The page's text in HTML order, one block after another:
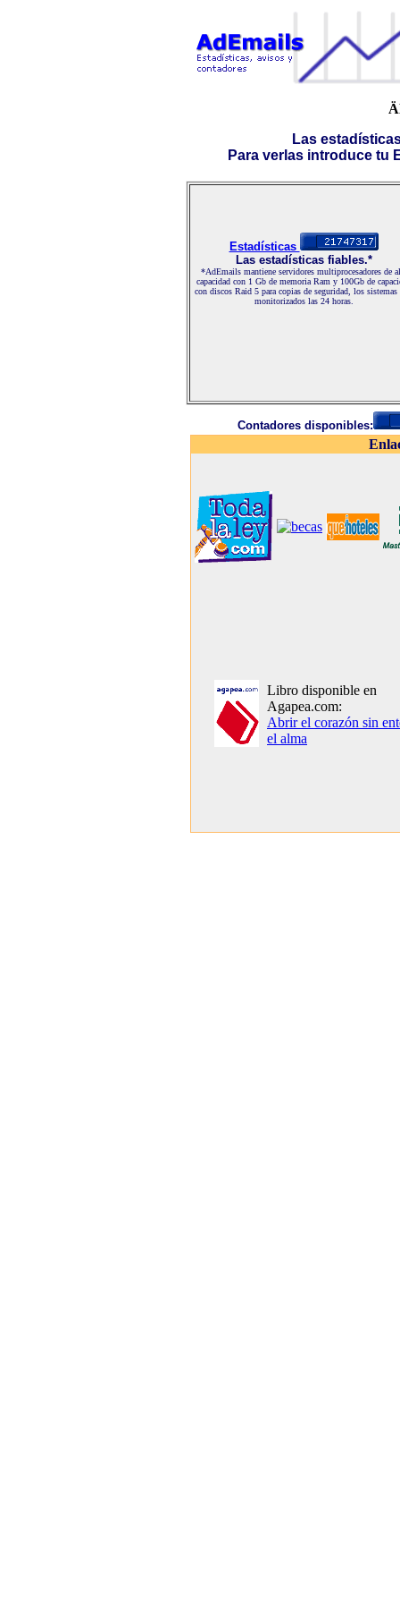
Las
Para verlas introduce tu
Estadísticas
Las estadísticas fiables.*
*AdEmails mantiene servidores multiprocesadores de
capacidad con 1 Gb de memoria Ram y 100Gb de
con discos Raid 5 para copias de seguridad, los sistemas
monitorizados las 24 horas.
Contadores disponibles:
Libro disponible en
Agapea.com:
Abrir el corazón sin
el alma